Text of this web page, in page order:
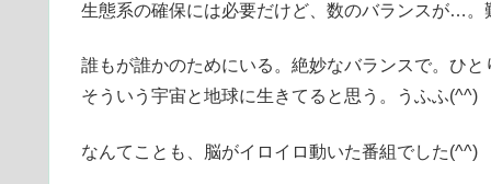
生態系の確保には必要だけど、数のバランスが…。
誰もが誰かのためにいる。絶妙なバランスで。ひと
そういう宇宙と地球に生きてると思う。うふふ(^^)
なんてことも、脳がイロイロ動いた番組でした(^^)